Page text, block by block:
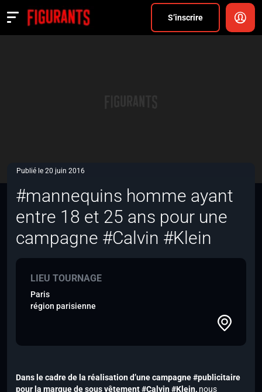
S’inscrire
Actualités
Publié le 20 juin 2016
#mannequins homme ayant
entre 18 et 25 ans pour une
campagne #Calvin #Klein
LIEU TOURNAGE
Paris
région parisienne
Dans le cadre de la réalisation d’une campagne #publicitaire
pour la marque de sous vêtement #Calvin #Klein, nous